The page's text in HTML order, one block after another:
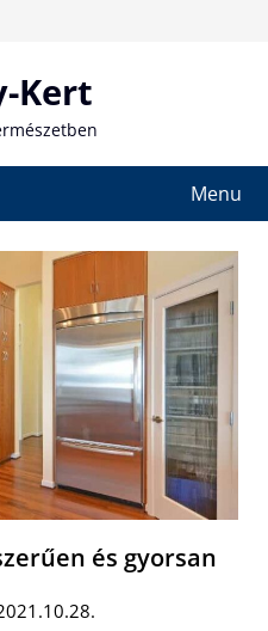
Kert
Menu
és gyorsan